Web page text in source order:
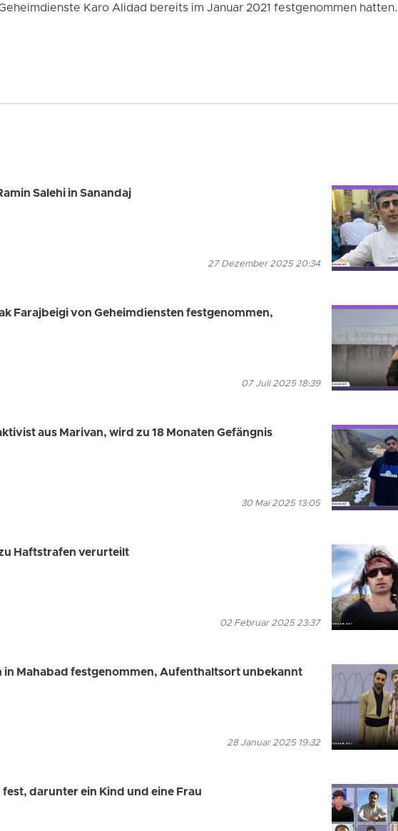
Karo Alidad bereits im Januar 2021 festgenommen hatten.
Salehi in Sanandaj
27 Dezember 2025 20:34
Farajbeigi von Geheimdiensten festgenommen,
07 Juli 2025 18:39
aus Marivan, wird zu 18 Monaten Gefängnis
30 Mai 2025 13:05
Haftstrafen verurteilt
02 Februar 2025 23:37
Mahabad festgenommen, Aufenthaltsort unbekannt
28 Januar 2025 19:32
darunter ein Kind und eine Frau